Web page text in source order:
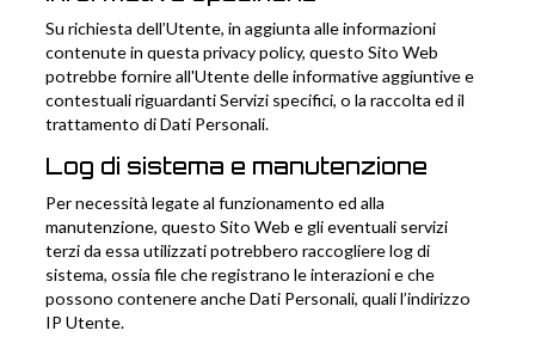
Su richiesta dell’Utente, in aggiunta alle informazioni
contenute in questa privacy policy, questo Sito Web
potrebbe fornire all'Utente delle informative aggiuntive e
contestuali riguardanti Servizi specifici, o la raccolta ed il
trattamento di Dati Personali.
Log di sistema e manutenzione
Per necessità legate al funzionamento ed alla
manutenzione, questo Sito Web e gli eventuali servizi
terzi da essa utilizzati potrebbero raccogliere log di
sistema, ossia file che registrano le interazioni e che
possono contenere anche Dati Personali, quali l’indirizzo
IP Utente.